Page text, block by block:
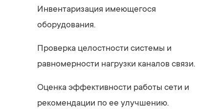
Инвентаризация имеющегося
оборудования.
Проверка целостности системы и
равномерности нагрузки каналов связи.
Оценка эффективности работы сети и
рекомендации по ее улучшению.